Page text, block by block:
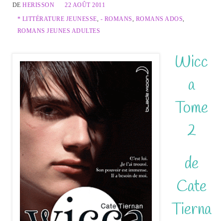
DEHERISSON
22 AOÛT 2011
* LITTÉRATURE JEUNESSE, - ROMANS, ROMANS ADOS,
ROMANS JEUNES ADULTES
Wicc
a
Tome
2
de
Cate
Tierna